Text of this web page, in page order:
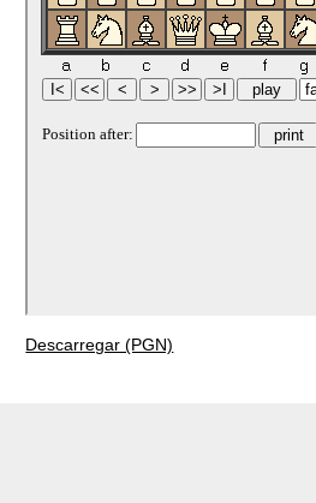
Descarregar (PGN)